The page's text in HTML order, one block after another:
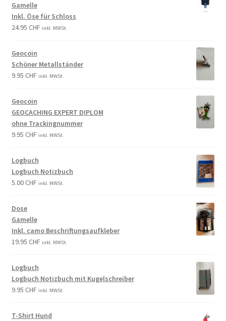
Gamelle
Inkl. Öse für Schloss
24.95 CHF inkl. MWSt.
Geocoin
Schöner Metallständer
9.95 CHF inkl. MWSt.
Geocoin
GEOCACHING EXPERT DIPLOM
ohne Trackingnummer
9.95 CHF inkl. MWSt.
Logbuch
Logbuch Notizbuch
5.00CHF inkl. MWSt.
Dose
Gamelle
Inkl. camo Beschriftungsaufkleber
19.95 CHF inkl. MWSt.
Logbuch
Logbuch Notizbuch mit Kugelschreiber
9.95 CHF inkl. MWSt.
T-Shirt Hund